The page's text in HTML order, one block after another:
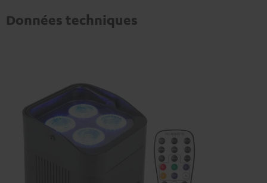
Données techniques